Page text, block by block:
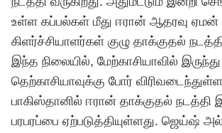
உள்ள கப்பல்கள் மீது ஈரான் ஆதரவு ஏமன்
கிளர்ச்சியாளர்கள் குழு தாக்குதல்
இந்த நிலையில், மேற்காசியாவில் இருந்து
தெற்காசியாவுக்கு போர்
பாகிஸ்தானில் ஈரான் தாக்குதல் நடத்தி
பரபரப்பை ஏற்படுத்தியுள்ளது. ஜெய்ஷ்